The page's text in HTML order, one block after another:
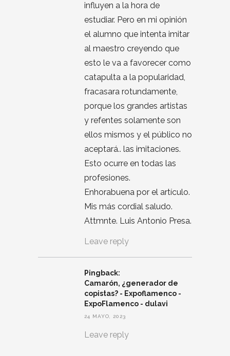
influyen a la hora de
estudiar. Pero en mi opinión
el alumno que intenta imitar
al maestro creyendo que
esto le va a favorecer como
catapulta a la popularidad,
fracasara rotundamente,
porque los grandes artistas
y refentes solamente son
ellos mismos y el público no
aceptará.. las imitaciones.
Esto ocurre en todas las
profesiones.
Enhorabuena por el artículo.
Mis más cordial saludo.
Attmnte. Luis Antonio Presa.
Leave reply
Pingback:
Camarón, ¿generador de
copistas? - Expoflamenco -
ExpoFlamenco - dulavi
24 MAYO, 2023
Leave reply